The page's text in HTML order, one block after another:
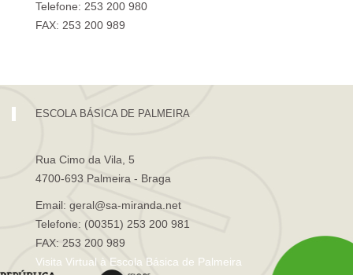
Telefone: 253 200 980
FAX: 253 200 989
ESCOLA BÁSICA DE PALMEIRA
Rua Cimo da Vila, 5
4700-693 Palmeira - Braga
Email: geral@sa-miranda.net
Telefone: (00351) 253 200 981
FAX: 253 200 989
Visita Virtual à Escola Básica de Palmeira